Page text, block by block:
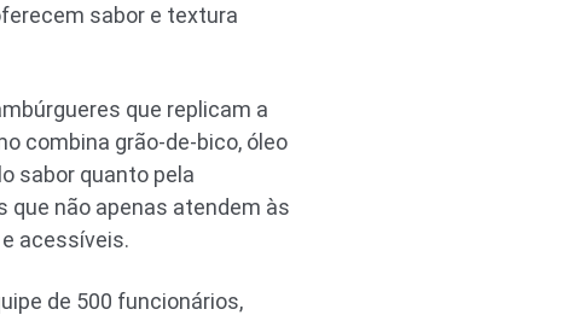
sabor e textura
que replicam a
combina grão-de-bico, óleo
sabor quanto pela
que não apenas atendem às
acessíveis.
de 500 funcionários,